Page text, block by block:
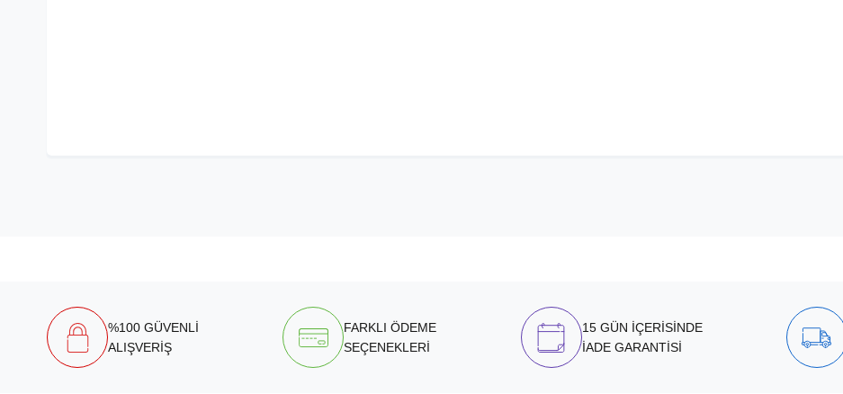
%100 GÜVENLİ
ALIŞVERİŞ
FARKLI ÖDEME
SEÇENEKLERİ
15 GÜN İÇERİSİNDE
İADE GARANTİSİ